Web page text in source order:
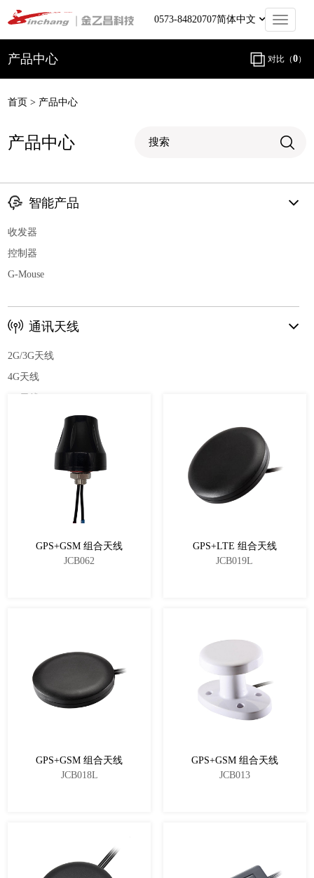
0573-84820707简体中文
产品中心 对比（0）
首页 > 产品中心
产品中心
智能产品
收发器
控制器
G-Mouse
通讯天线
2G/3G天线
4G天线
毫米级定位天线
GPS&BD+双4G
GPS+GSM 组合天线
JCB062
GPS+LTE 组合天线
JCB019L
GPS+GSM 组合天线
JCB018L
GPS+GSM 组合天线
JCB013